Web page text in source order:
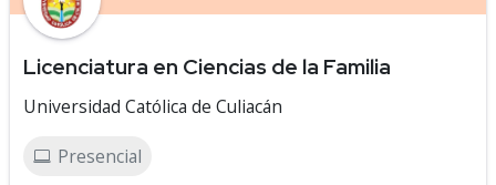
Licenciatura en Ciencias de la Familia
Universidad Católica de Culiacán
Presencial